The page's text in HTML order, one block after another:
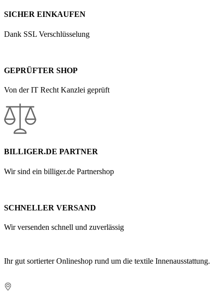
SICHER EINKAUFEN
Dank SSL Verschlüsselung
GEPRÜFTER SHOP
Von der IT Recht Kanzlei geprüft
BILLIGER.DE PARTNER
Wir sind ein billiger.de Partnershop
SCHNELLER VERSAND
Wir versenden schnell und zuverlässig
Ihr gut sortierter Onlineshop rund um die textile Innenausstattung.